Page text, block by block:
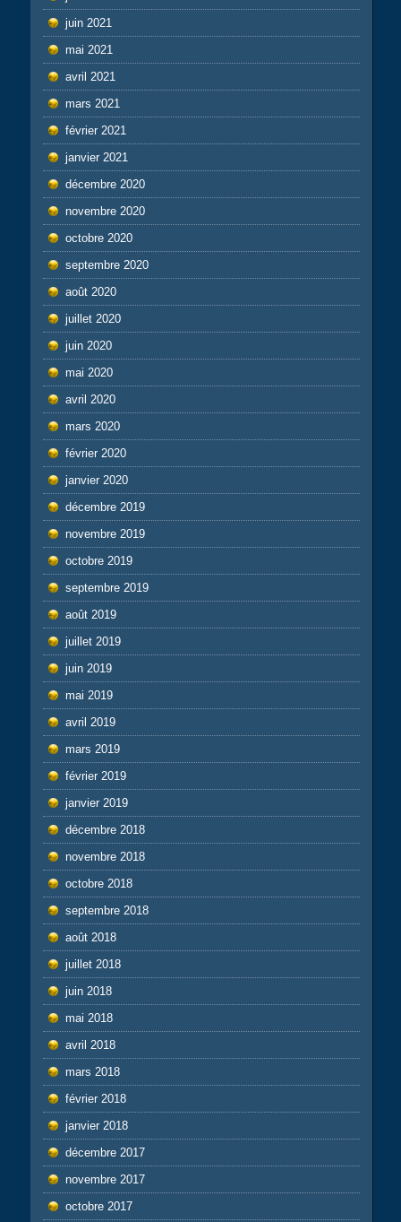
juin 2021
mai 2021
avril 2021
mars 2021
février 2021
janvier 2021
décembre 2020
novembre 2020
octobre 2020
septembre 2020
août 2020
juillet 2020
juin 2020
mai 2020
avril 2020
mars 2020
février 2020
janvier 2020
décembre 2019
novembre 2019
octobre 2019
septembre 2019
août 2019
juillet 2019
juin 2019
mai 2019
avril 2019
mars 2019
février 2019
janvier 2019
décembre 2018
novembre 2018
octobre 2018
septembre 2018
août 2018
juillet 2018
juin 2018
mai 2018
avril 2018
mars 2018
février 2018
janvier 2018
décembre 2017
novembre 2017
octobre 2017